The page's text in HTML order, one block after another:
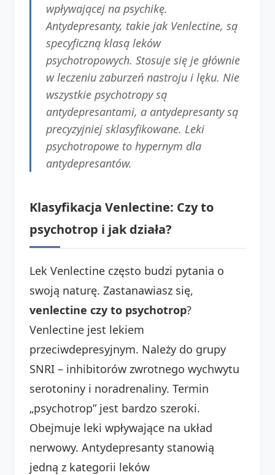
wpływającej na psychikę.
Antydepresanty, takie jak Venlectine, są
specyficzną klasą leków
psychotropowych. Stosuje się je głównie
w leczeniu zaburzeń nastroju i lęku. Nie
wszystkie psychotropy są
antydepresantami, a antydepresanty są
precyzyjniej sklasyfikowane. Leki
psychotropowe to hypernym dla
antydepresantów.
Klasyfikacja Venlectine: Czy to
psychotrop i jak działa?
Lek Venlectine często budzi pytania o
swoją naturę. Zastanawiasz się,
venlectine czy to psychotrop?
Venlectine jest lekiem
przeciwdepresyjnym. Należy do grupy
SNRI – inhibitorów zwrotnego wychwytu
serotoniny i noradrenaliny. Termin
„psychotrop” jest bardzo szeroki.
Obejmuje leki wpływające na układ
nerwowy. Antydepresanty stanowią
jedną z kategorii leków